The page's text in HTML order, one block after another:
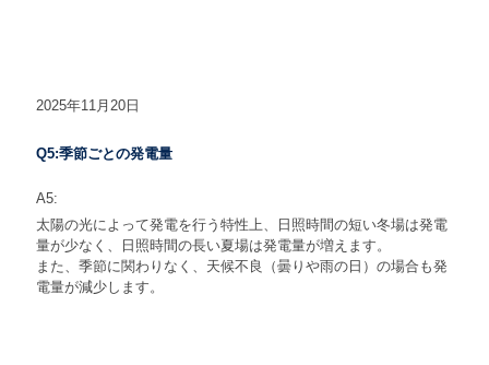
2025年11月20日
Q5:季節ごとの発電量
A5:
太陽の光によって発電を行う特性上、日照時間の短い冬場は発電
量が少なく、日照時間の長い夏場は発電量が増えます。
また、季節に関わりなく、天候不良（曇りや雨の日）の場合も発
電量が減少します。